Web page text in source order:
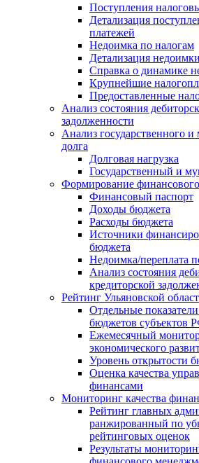
Поступления
Детализация
платежей
Недоимка по налогам
Детализация
Справка о динамике
Крупнейшие
Предоставленные
Анализ состояния
задолженности
Анализ государственного
долга
Долговая нагрузка
Государственный и
Формирование
Финансовый паспорт
Доходы бюджета
Расходы бюджета
Источники
бюджета
Недоимка/переплата
Анализ состояния
кредиторской
Рейтинг Ульяновской
Отдельные
бюджетов субъектов
Ежемесячный
экономического
Уровень открытости
Оценка качества
финансами
Мониторинг качества
Рейтинг главных
ранжированный по
рейтинговых оценок
Результаты